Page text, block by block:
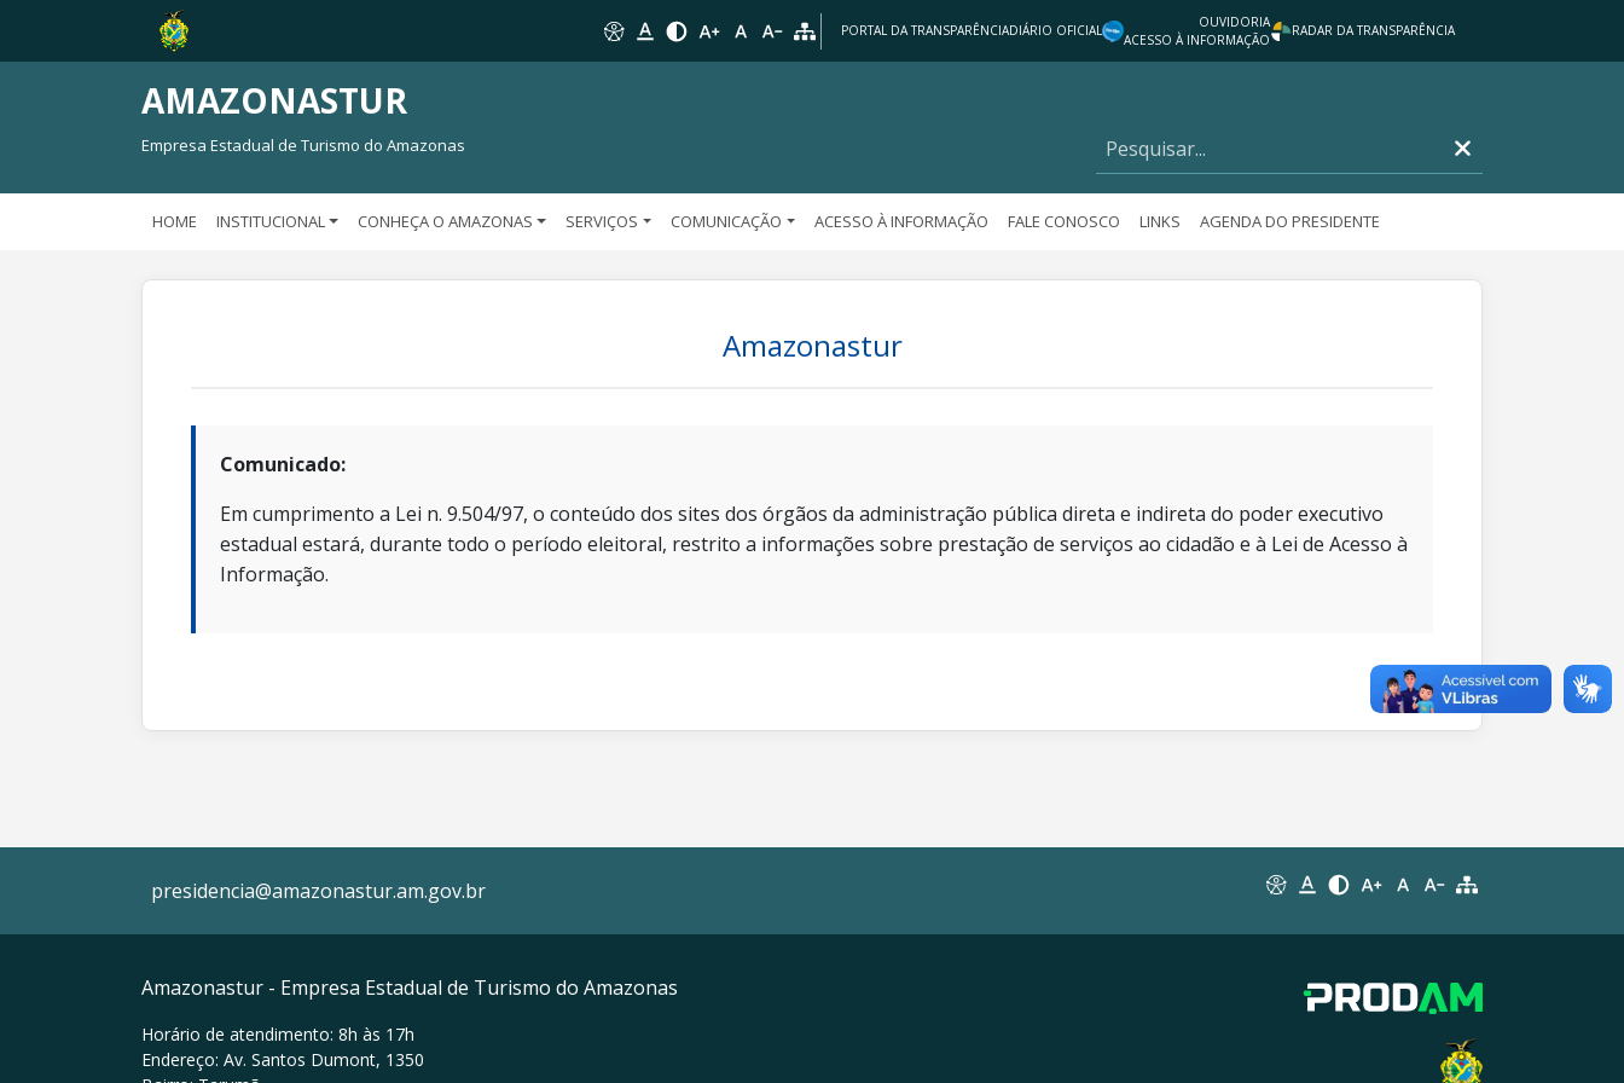
PORTAL DA TRANSPARÊNCIADIÁRIO OFICIAL
OUVIDORIA
ACESSO À INFORMAÇÃO
RADAR DA TRANSPARÊNCIA
AMAZONASTUR
Empresa Estadual de Turismo do Amazonas
HOME INSTITUCIONAL CONHEÇA O AMAZONAS SERVIÇOS COMUNICAÇÃO ACESSO À INFORMAÇÃO FALE CONOSCO LINKS AGENDA DO PRESIDENTE
Amazonastur
Comunicado:
Em cumprimento a Lei n. 9.504/97, o conteúdo dos sites dos órgãos da administração pública direta e indireta do poder executivo
estadual estará, durante todo o período eleitoral, restrito a informações sobre prestação de serviços ao cidadão e à Lei de Acesso à
Informação.
presidencia@amazonastur.am.gov.br
Amazonastur - Empresa Estadual de Turismo do Amazonas
Horário de atendimento: 8h às 17h
Endereço: Av. Santos Dumont, 1350